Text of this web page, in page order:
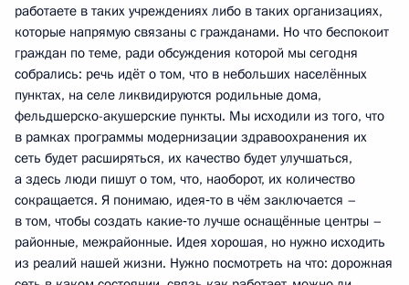
работаете в таких учреждениях либо в таких организациях,
которые напрямую связаны с гражданами. Но что беспокоит
граждан по теме, ради обсуждения которой мы сегодня
собрались: речь идёт о том, что в небольших населённых
пунктах, на селе ликвидируются родильные дома,
фельдшерско-акушерские пункты. Мы исходили из того, что
в рамках программы модернизации здравоохранения их
сеть будет расширяться, их качество будет улучшаться,
а здесь люди пишут о том, что, наоборот, их количество
сокращается. Я понимаю, идея‑то в чём заключается –
в том, чтобы создать какие‑то лучше оснащённые центры –
районные, межрайонные. Идея хорошая, но нужно исходить
из реалий нашей жизни. Нужно посмотреть на что: дорожная